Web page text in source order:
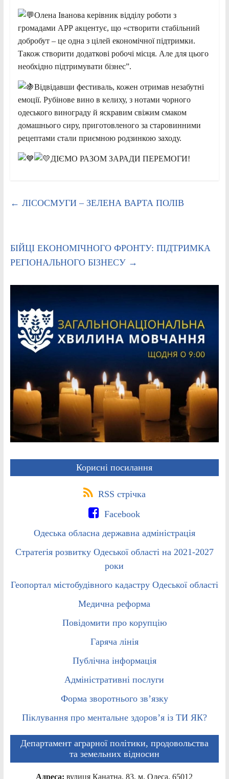
Олена Іванова керівник відділу роботи з
громадами АРР акцентує, що «створити стабільний
добробут – це одна з цілей економічної підтримки.
Також створити додаткові робочі місця. Але для цього
необхідно підтримувати бізнес”.
Відвідавши фестиваль, кожен отримав незабутні
емоції. Рубінове вино в келиху, з нотами чорного
одеського винограду й яскравим свіжим смаком
домашнього сиру, приготовленого за старовинними
рецептами стали приємною родзинкою заходу.
ДІЄМО РАЗОМ ЗАРАДИ ПЕРЕМОГИ!
← ЛІСОСМУГИ – ЗЕЛЕНА ВАРТА ПОЛІВ
БІЙЦІ ЕКОНОМІЧНОГО ФРОНТУ: ПІДТРИМКА
РЕГІОНАЛЬНОГО БІЗНЕСУ →
Корисні посилання
RSS стрічка
Facebook
Одеська обласна державна адміністрація
Стратегія розвитку Одеської області на 2021-2027
роки
Геопортал містобудівного кадастру Одеської області
Медична реформа
Повідомити про корупцію
Гаряча лінія
Публічна інформація
Адміністративні послуги
Форма зворотнього зв’язку
Піклування про ментальне здоров’я із ТИ ЯК?
Департамент аграрної політики, продовольства
та земельних відносин
Адреса: вулиця Канатна, 83, м. Одеса, 65012